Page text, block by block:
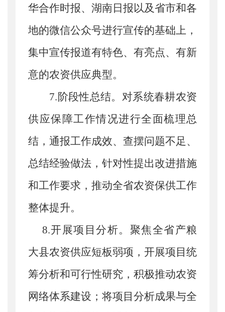
华合作时报、湖南日报以及省市和各
地的微信公众号进行宣传的基础上，
集中宣传报道有特色、有亮点、有新
意的农资供应典型。
7.阶段性总结。 对系统春耕农资
供应保障工作情况进行全面梳理总
结，通报工作成效、查摆问题不足、
总结经验做法，针对性提出改进措施
和工作要求，推动全省农资保供工作
整体提升。
8.开展项目分析。 聚焦全省产粮
大县农资供应短板弱项，开展项目统
筹分析和可行性研究，积极推动农资
网络体系建设 ； 将项目分析成果与全